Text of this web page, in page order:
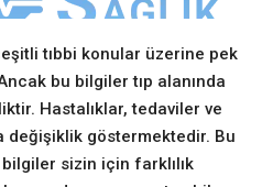
tıbbi konular üzerine pek
bu bilgiler tıp alanında
Hastalıklar, tedaviler ve
göstermektedir. Bu
sizin için farklılık